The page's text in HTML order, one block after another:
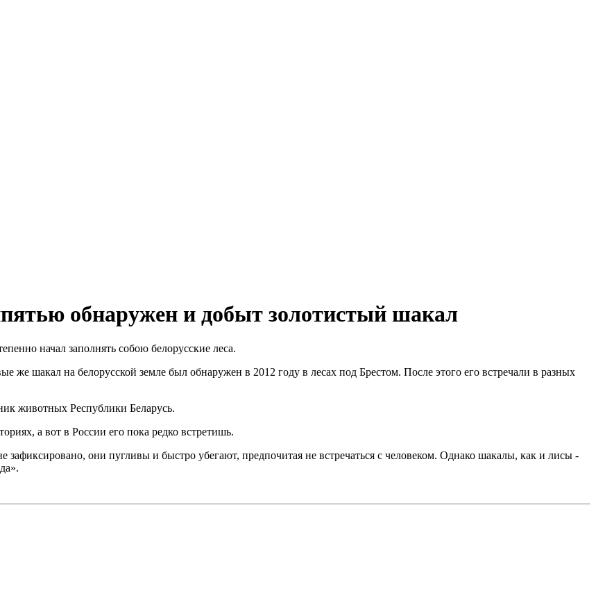
обнаружен и добыт золотистый шакал
начал заполнять собою белорусские леса.
шакал на белорусской земле был обнаружен в 2012 году в лесах под Брестом. После этого его встречали в разных
животных Республики Беларусь.
а вот в России его пока редко встретишь.
они пугливы и быстро убегают, предпочитая не встречаться с человеком. Однако шакалы, как и лисы -